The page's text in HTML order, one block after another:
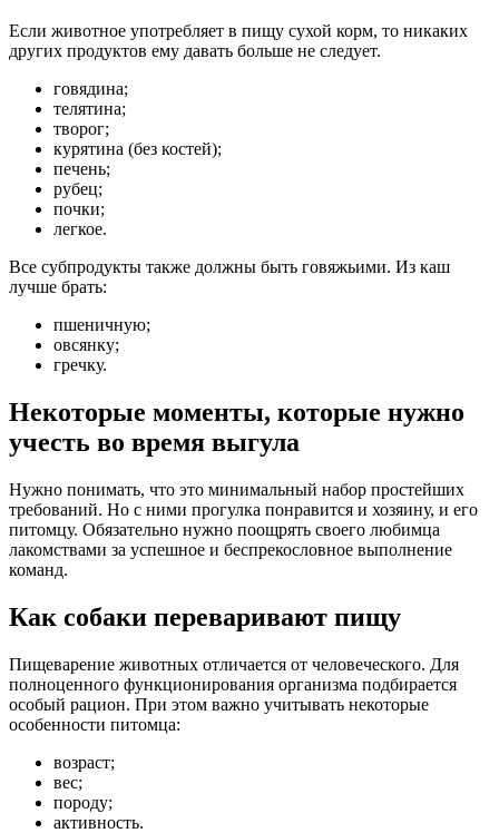
Если животное употребляет в пищу сухой корм, то никаких
других продуктов ему давать больше не следует.
говядина;
телятина;
творог;
курятина (без костей);
печень;
рубец;
почки;
легкое.
Все субпродукты также должны быть говяжьими. Из каш
лучше брать:
пшеничную;
овсянку;
гречку.
Некоторые моменты, которые нужно
учесть во время выгула
Нужно понимать, что это минимальный набор простейших
требований. Но с ними прогулка понравится и хозяину, и его
питомцу. Обязательно нужно поощрять своего любимца
лакомствами за успешное и беспрекословное выполнение
команд.
Как собаки переваривают пищу
Пищеварение животных отличается от человеческого. Для
полноценного функционирования организма подбирается
особый рацион. При этом важно учитывать некоторые
особенности питомца:
возраст;
вес;
породу;
активность.